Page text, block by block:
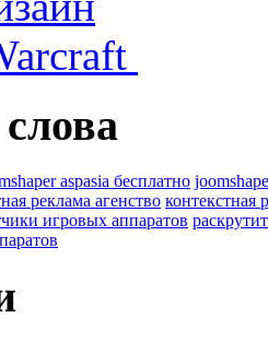
aspasia бесплатно
реклама агенство контекстная
игровых аппаратов